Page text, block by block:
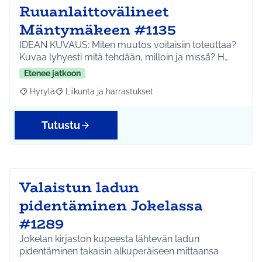
Ruuanlaittovälineet
Mäntymäkeen #1135
IDEAN KUVAUS: Miten muutos voitaisiin toteuttaa?
Kuvaa lyhyesti mitä tehdään, milloin ja missä? H…
Etenee jatkoon
Rajaa tulokset aihepiirin mukaan: Hyrylä
Hyrylä Rajaa tulokset teeman mukaan: Liikunta ja
Liikunta ja harrastukset
Tutustu
Valaistun ladun
pidentäminen Jokelassa
#1289
Jokelan kirjaston kupeesta lähtevän ladun
pidentäminen takaisin alkuperäiseen mittaansa